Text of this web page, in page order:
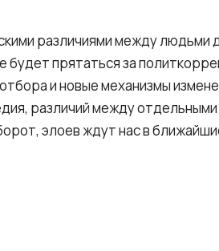
различиями между людьми
будет прятаться за
и новые механизмы
различий между
элоев ждут нас в